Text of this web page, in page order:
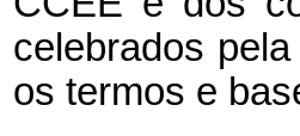
celebrados
os termos e